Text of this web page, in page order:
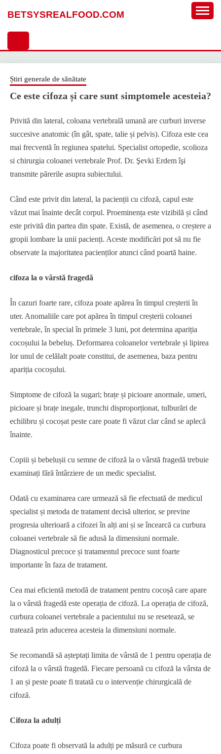
BETSYSREALFOOD.COM
Știri generale de sănătate
Ce este cifoza și care sunt simptomele acesteia?
Privită din lateral, coloana vertebrală umană are curburi inverse
succesive anatomic (în gât, spate, talie și pelvis). Cifoza este cea
mai frecventă în regiunea spatelui. Specialist ortopedie, scolioza
si chirurgia coloanei vertebrale Prof. Dr. Şevki Erdem îşi
transmite părerile asupra subiectului.
Când este privit din lateral, la pacienții cu cifoză, capul este
văzut mai înainte decât corpul. Proeminența este vizibilă și când
este privită din partea din spate. Există, de asemenea, o creștere a
gropii lombare la unii pacienți. Aceste modificări pot să nu fie
observate la majoritatea pacienților atunci când poartă haine.
cifoza la o vârstă fragedă
În cazuri foarte rare, cifoza poate apărea în timpul creșterii în
uter. Anomaliile care pot apărea în timpul creșterii coloanei
vertebrale, în special în primele 3 luni, pot determina apariția
cocoșului la bebeluș. Deformarea coloanelor vertebrale și lipirea
lor unul de celălalt poate constitui, de asemenea, baza pentru
apariția cocoșului.
Simptome de cifoză la sugari; brațe și picioare anormale, umeri,
picioare și brațe inegale, trunchi disproporționat, tulburări de
echilibru și cocoșat peste care poate fi văzut clar când se aplecă
înainte.
Copiii și bebelușii cu semne de cifoză la o vârstă fragedă trebuie
examinați fără întârziere de un medic specialist.
Odată cu examinarea care urmează să fie efectuată de medicul
specialist și metoda de tratament decisă ulterior, se previne
progresia ulterioară a cifozei în alți ani și se încearcă ca curbura
coloanei vertebrale să fie adusă la dimensiuni normale.
Diagnosticul precoce și tratamentul precoce sunt foarte
importante în faza de tratament.
Cea mai eficientă metodă de tratament pentru cocoșă care apare
la o vârstă fragedă este operația de cifoză. La operația de cifoză,
curbura coloanei vertebrale a pacientului nu se resetează, se
tratează prin aducerea acesteia la dimensiuni normale.
Se recomandă să așteptați limita de vârstă de 1 pentru operația de
cifoză la o vârstă fragedă. Fiecare persoană cu cifoză la vârsta de
1 an și peste poate fi tratată cu o intervenție chirurgicală de
cifoză.
Cifoza la adulți
Cifoza poate fi observată la adulți pe măsură ce curbura